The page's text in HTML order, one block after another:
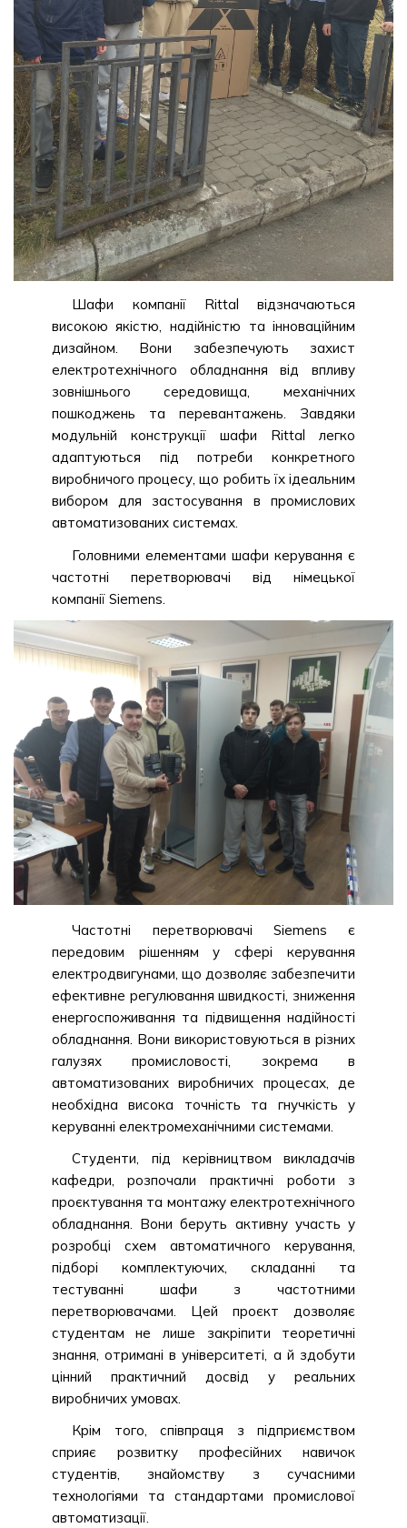
Шафи компанії Rittal відзначаються
високою якістю, надійністю та інноваційним
дизайном. Вони забезпечують захист
електротехнічного обладнання від впливу
зовнішнього середовища, механічних
пошкоджень та перевантажень. Завдяки
модульній конструкції шафи Rittal легко
адаптуються під потреби конкретного
виробничого процесу, що робить їх ідеальним
вибором для застосування в промислових
автоматизованих системах.
Головними елементами шафи керування є
частотні перетворювачі від німецької
компанії Siemens.
Частотні перетворювачі Siemens є
передовим рішенням у сфері керування
електродвигунами, що дозволяє забезпечити
ефективне регулювання швидкості, зниження
енергоспоживання та підвищення надійності
обладнання. Вони використовуються в різних
галузях промисловості, зокрема в
автоматизованих виробничих процесах, де
необхідна висока точність та гнучкість у
керуванні електромеханічними системами.
Студенти, під керівництвом викладачів
кафедри, розпочали практичні роботи з
проєктування та монтажу електротехнічного
обладнання. Вони беруть активну участь у
розробці схем автоматичного керування,
підборі комплектуючих, складанні та
тестуванні шафи з частотними
перетворювачами. Цей проєкт дозволяє
студентам не лише закріпити теоретичні
знання, отримані в університеті, а й здобути
цінний практичний досвід у реальних
виробничих умовах.
Крім того, співпраця з підприємством
сприяє розвитку професійних навичок
студентів, знайомству з сучасними
технологіями та стандартами промислової
автоматизації.